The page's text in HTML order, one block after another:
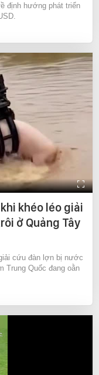
định hướng phát triển
khéo léo giải
ở Quảng Tây
cứu đàn lợn bị nước
Trung Quốc đang oằn